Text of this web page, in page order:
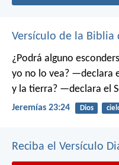
Versículo de la Biblia
¿Podrá alguno
yo no lo vea? —declara
y la tierra? —declara el
Jeremías 23:24 Dios
Reciba el Versículo